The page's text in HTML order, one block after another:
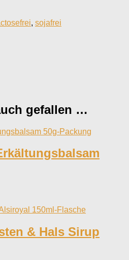
, sojafrei
gefallen …
& Hals Sirup